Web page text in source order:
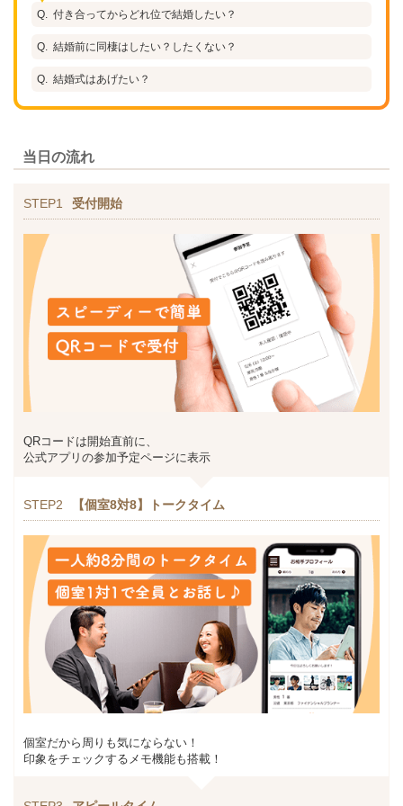
付き合ってからどれ位で結婚したい？
結婚前に同棲はしたい？したくない？
結婚式はあげたい？
当日の流れ
STEP1 受付開始
QRコードは開始直前に、
公式アプリの参加予定ページに表示
STEP2 【個室8対8】トークタイム
個室だから周りも気にならない！
印象をチェックするメモ機能も搭載！